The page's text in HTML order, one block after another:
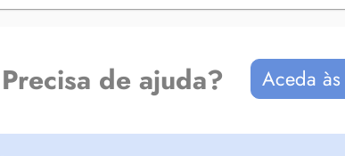
de semelles orthopédiques si nécessaire,
son propre vélo à l'aide d'un home trainer. Réglage
si nécessaire.
Precisa de ajuda? Aceda